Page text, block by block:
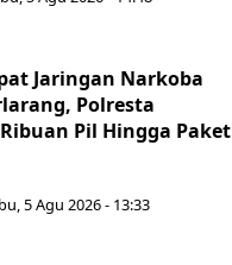
Jaringan Narkoba
Polresta
Pil Hingga Paket
5 Agu 2026 - 13:33